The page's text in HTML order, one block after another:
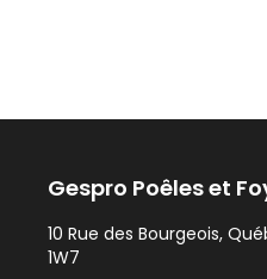
Gespro Poêles et
10 Rue des Bourgeois,
1W7